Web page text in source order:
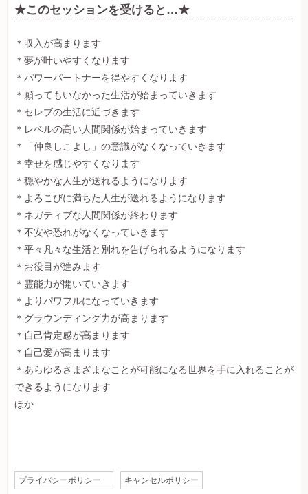
★このセッションを受けると…★
＊収入が高まります
＊夢が叶いやすくなります
＊パワーパートナーを得やすくなります
＊願ってもいなかった生活が始まっていきます
＊セレブの生活に近づきます
＊レベルの高い人間関係が始まっていきます
＊「仲良しこよし」の意識がなくなっていきます
＊幸せを感じやすくなります
＊穏やかな人生が送れるようになります
＊よろこびに満ちた人生が送れるようになります
＊ネガティブな人間関係が終わります
＊不安や恐れがなくなっていきます
＊平々凡々な生活と別れを告げられるようになります
＊お役目が進みます
＊霊能力が開いていきます
＊よりパワフルになっていきます
＊グラウンディング力が高まります
＊自己肯定感が高まります
＊自己愛が高まります
＊あらゆるさまざまなことが可能になる世界を手に入れることが
できるようになります
ほか
プライバシーポリシー キャンセルポリシー